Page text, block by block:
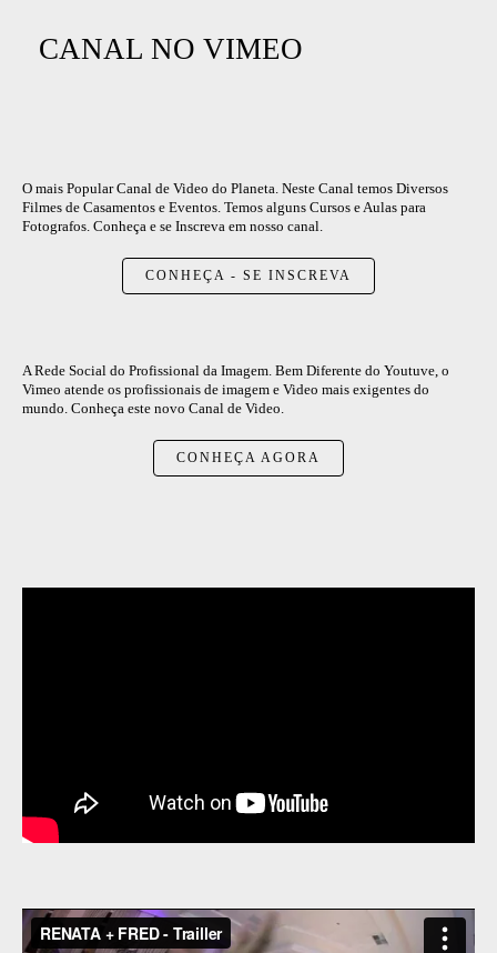
CANAL NO VIMEO
O mais Popular Canal de Video do Planeta. Neste Canal temos Diversos
Filmes de Casamentos e Eventos. Temos alguns Cursos e Aulas para
Fotografos. Conheça e se Inscreva em nosso canal.
CONHEÇA - SE INSCREVA
A Rede Social do Profissional da Imagem. Bem Diferente do Youtuve, o
Vimeo atende os profissionais de imagem e Video mais exigentes do
mundo. Conheça este novo Canal de Video.
CONHEÇA AGORA